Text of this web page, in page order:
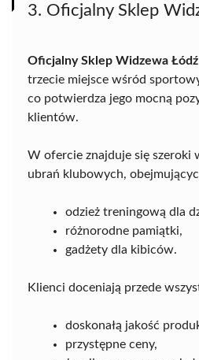
3. Oficjalny Sklep
Oficjalny Sklep Widzewa Łódź
trzecie miejsce wśród
co potwierdza jego mocną
klientów.
W ofercie znajduje się szeroki
ubrań klubowych,
odzież treningową dla
różnorodne pamiątki,
gadżety dla kibiców.
Klienci doceniają przede
doskonałą jakość
przystępne ceny,